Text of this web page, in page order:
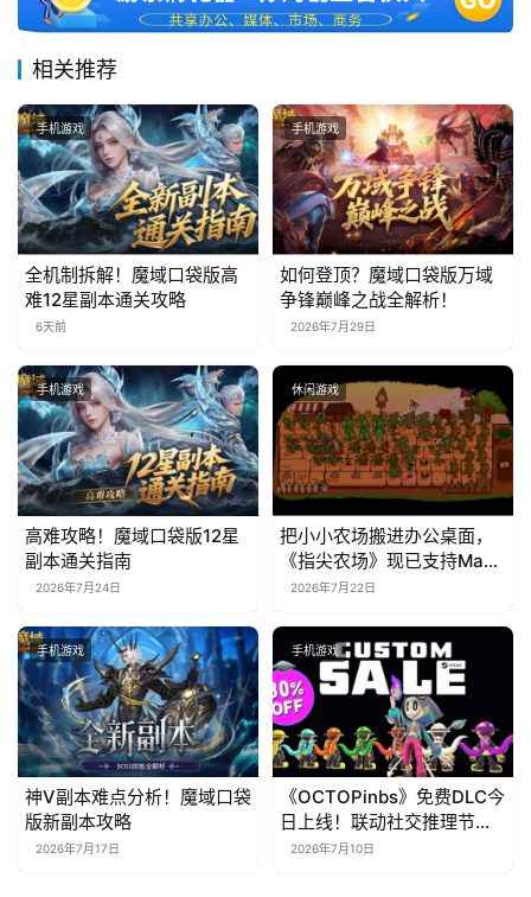
相关推荐
手机游戏
全机制拆解！魔域口袋版高
难12星副本通关攻略
6天前
手机游戏
如何登顶？魔域口袋版万域
争锋巅峰之战全解析！
2026年7月29日
手机游戏
高难攻略！魔域口袋版12星
副本通关指南
2026年7月24日
休闲游戏
把小小农场搬进办公桌面，
《指尖农场》现已支持Mac
系统！
2026年7月22日
手机游戏
神V副本难点分析！魔域口袋
版新副本攻略
2026年7月17日
手机游戏
《OCTOPinbs》免费DLC今
日上线！联动社交推理节限
时7折
2026年7月10日